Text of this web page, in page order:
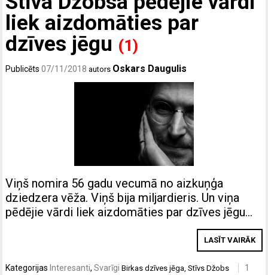
liek aizdomāties par
dzīves jēgu (1)
Publicēts07/11/2018 autors Oskars Daugulis
Viņš nomira 56 gadu vecumā no aizkuņģa
dziedzera vēža. Viņš bija miljardieris. Un viņa
pēdējie vārdi liek aizdomāties par dzīves jēgu…
LASĪT VAIRĀK
Kategorijas Interesanti,Svarīgi Birkasdzīves jēga,Stīvs Džobs
1